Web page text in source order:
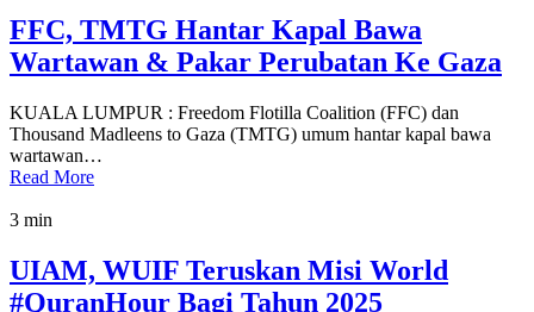
FFC, TMTG Hantar Kapal Bawa
Wartawan & Pakar Perubatan Ke Gaza
KUALA LUMPUR : Freedom Flotilla Coalition (FFC) dan
Thousand Madleens to Gaza (TMTG) umum hantar kapal bawa
wartawan…
Read More
3 min
UIAM, WUIF Teruskan Misi World
#QuranHour Bagi Tahun 2025